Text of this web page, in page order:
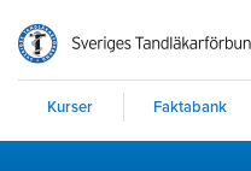
Kurser Faktabank